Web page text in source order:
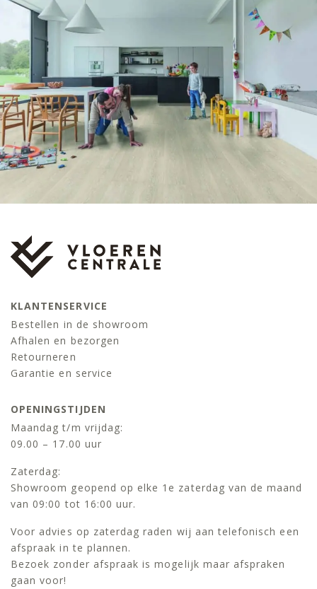
KLANTENSERVICE
Bestellen in de showroom
Afhalen en bezorgen
Retourneren
Garantie en service
OPENINGSTIJDEN
Maandag t/m vrijdag:
09.00 – 17.00 uur
Zaterdag:
Showroom geopend op elke 1e zaterdag van de maand
van 09:00 tot 16:00 uur.
Voor advies op zaterdag raden wij aan telefonisch een
afspraak in te plannen.
Bezoek zonder afspraak is mogelijk maar afspraken
gaan voor!